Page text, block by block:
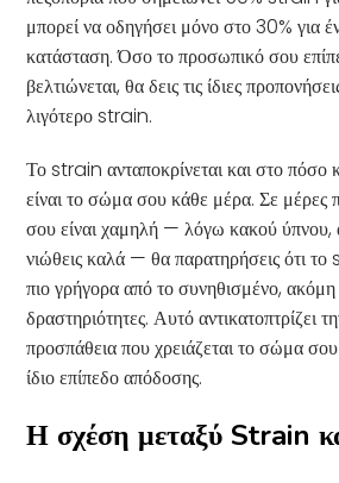
μπορεί να οδηγήσει μόνο στο 30% για
κατάσταση. Όσο το προσωπικό σου
βελτιώνεται, θα δεις τις ίδιες
λιγότερο strain.
Το strain ανταποκρίνεται και στο πόσο
είναι το σώμα σου κάθε μέρα. Σε μέρες
σου είναι χαμηλή — λόγω κακού ύπνου,
νιώθεις καλά — θα παρατηρήσεις ότι
πιο γρήγορα από το συνηθισμένο, ακόμη
δραστηριότητες. Αυτό αντικατοπτρίζει
προσπάθεια που χρειάζεται το σώμα σου
ίδιο επίπεδο απόδοσης.
Η σχέση μεταξύ Strain